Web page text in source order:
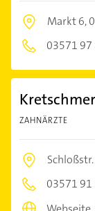
Markt 6,
03571 97
ZAHNÄRZTE
03571 91